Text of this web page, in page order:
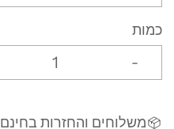
כמות
-
משלוחים והחזרות בחינם